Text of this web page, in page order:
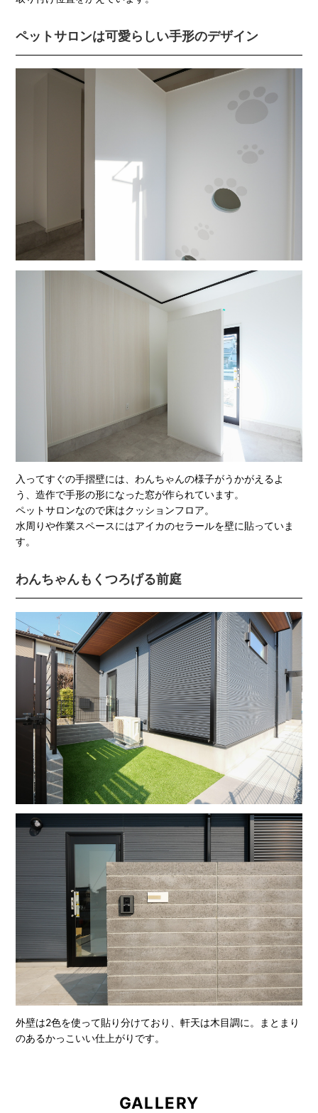
ペットサロンは可愛らしい手形のデザイン
入ってすぐの手摺壁には、わんちゃんの様子がうかがえるよ
う、造作で手形の形になった窓が作られています。
ペットサロンなので床はクッションフロア。
水周りや作業スペースにはアイカのセラールを壁に貼っていま
す。
わんちゃんもくつろげる前庭
外壁は2色を使って貼り分けており、軒天は木目調に。まとまり
のあるかっこいい仕上がりです。
GALLERY